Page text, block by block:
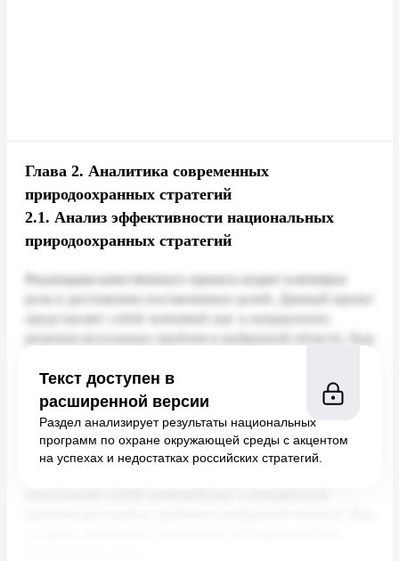
Глава 2. Аналитика современных
природоохранных стратегий
2.1. Анализ эффективности национальных
природоохранных стратегий
Текст доступен в
расширенной версии
Раздел анализирует результаты национальных
программ по охране окружающей среды с акцентом
на успехах и недостатках российских стратегий.